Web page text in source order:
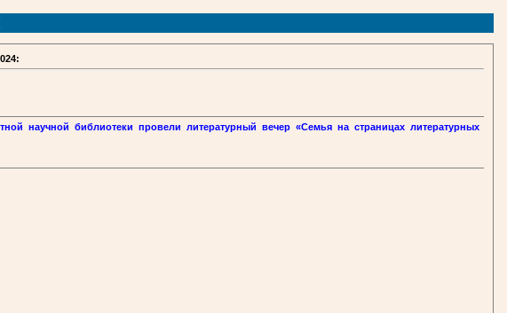
научной библиотеки провели литературный вечер «Семья на страницах литературных